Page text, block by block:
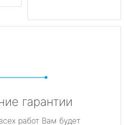
гарантии
работ Вам будет